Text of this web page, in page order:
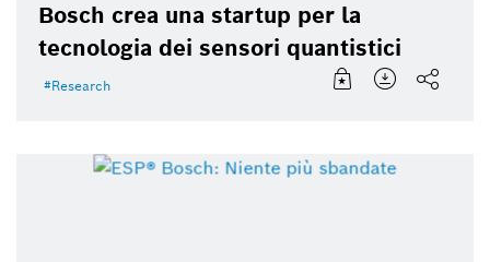
Bosch crea una startup per la
tecnologia dei sensori quantistici
Research